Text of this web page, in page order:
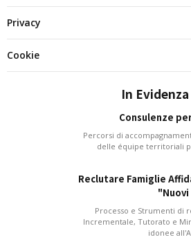
Privacy
Cookie
In Evidenza
Consulenze
Percorsi di
delle équipe territoriali
Reclutare Famiglie
"Nuovi
Processo e Strumenti di
Incrementale, Tutorato e
idonee